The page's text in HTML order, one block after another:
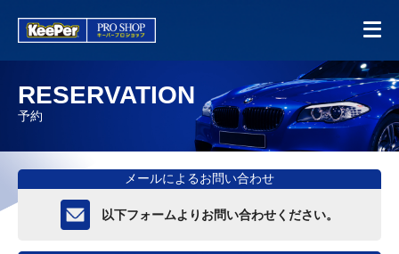
RESERVATION
予約
メールによるお問い合わせ
以下フォームよりお問い合わせください。